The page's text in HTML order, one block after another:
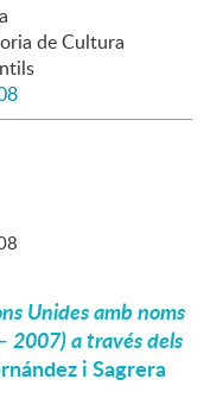
de Cultura
Unides amb noms
2007) a través dels
i Sagrera